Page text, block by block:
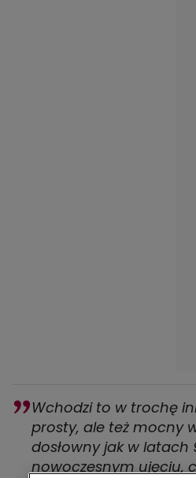
Wchodzi to w trochę
prosty, ale też mocny
dosłowny jak w latach
nowoczesnym ujęciu,